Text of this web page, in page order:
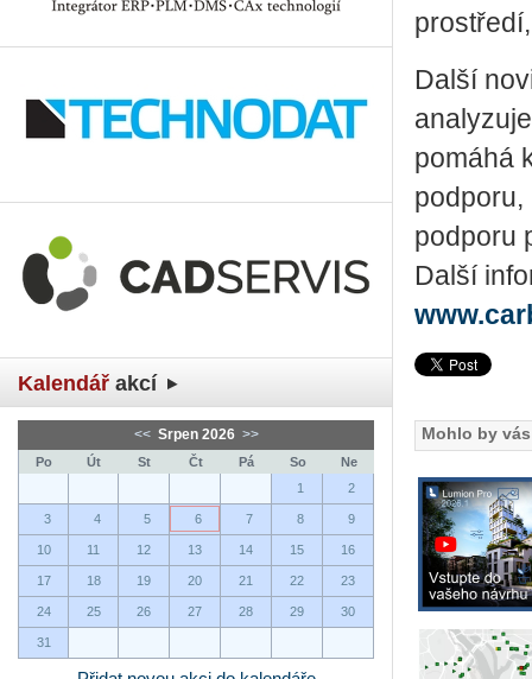
Kalendář akcí
<< Srpen 2026 >>
Po Út St Čt Pá So
Ne
1
2
3 4 5 6 7 8 9
10 11 12 13 14 15 16
17 18 19 20 21 22 23
24 25 26 27 28 29 30
31
Další
pomáhá
podporu
Další
Mohlo by